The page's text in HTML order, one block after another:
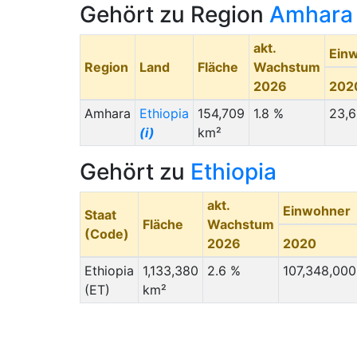
Gehört zu Region Amhara
Region Land Fläche
akt.
Wachstum
2026
Amhara
Ethiopia
(i)
154,709
km²
1.8 %
Gehört zu Ethiopia
Staat
(Code)
Fläche
akt.
Wachstum
2026
Einwohner
2020
Ethiopia
(ET)
1,133,380
km²
2.6 % 107,348,000